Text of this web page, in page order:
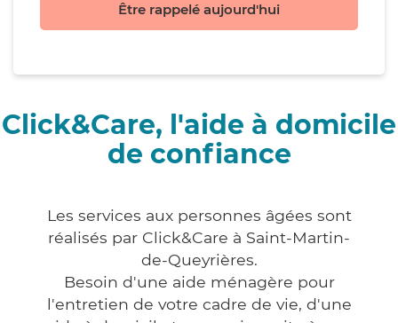
Être rappelé aujourd'hui
Click&Care, l'aide à domicile
de confiance
Les services aux personnes âgées sont
réalisés par Click&Care à Saint-Martin-
de-Queyrières.
Besoin d'une aide ménagère pour
l'entretien de votre cadre de vie, d'une